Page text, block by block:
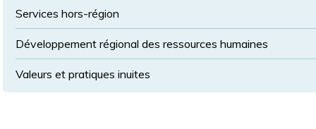
Services hors-région
Développement régional des ressources humaines
Valeurs et pratiques inuites